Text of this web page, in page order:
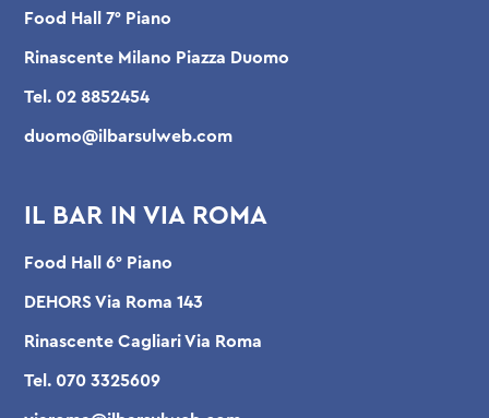
Food Hall 7° Piano
Rinascente Milano Piazza Duomo
Tel. 02 8852454
duomo@ilbarsulweb.com
IL BAR IN VIA ROMA
Food Hall 6° Piano
DEHORS Via Roma 143
Rinascente Cagliari Via Roma
Tel. 070 3325609